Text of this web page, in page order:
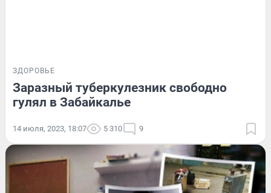
ЗДОРОВЬЕ
Заразный туберкулезник свободно
гулял в Забайкалье
14 июля, 2023, 18:07 5 310 9